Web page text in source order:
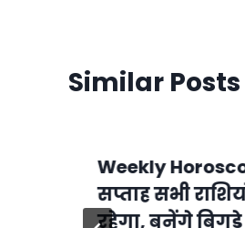
Similar Posts
Weekly
सप्ताह सभी
रहेगा, बनेंगे